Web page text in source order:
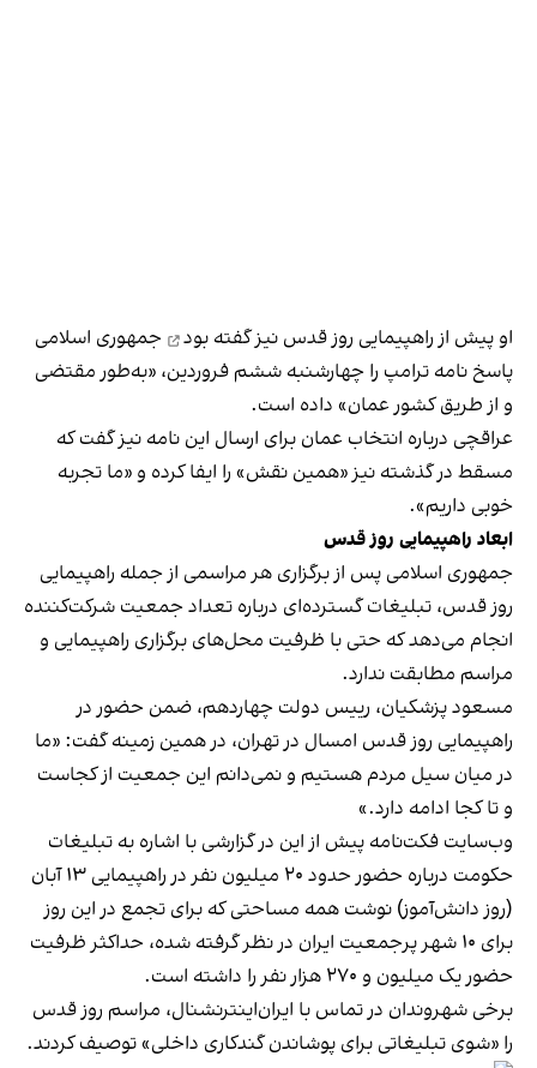
او پیش از راهپیمایی روز قدس نیزگفته بود
جمهوری اسلامی
پاسخ نامه ترامپ را چهارشنبه ششم فروردین، «به‌طور مقتضی
و از طریق کشور عمان» داده است.
عراقچی درباره انتخاب عمان برای ارسال این نامه نیز گفت که
مسقط در گذشته نیز «همین نقش» را ایفا کرده و «ما تجربه
خوبی داریم».
ابعاد راهپیمایی روز قدس
جمهوری اسلامی پس از برگزاری هر مراسمی از جمله راهپیمایی
روز قدس، تبلیغات گسترده‌ای درباره تعداد جمعیت شرکت‌کننده
انجام می‌دهد که حتی با ظرفیت محل‌های برگزاری راهپیمایی و
مراسم مطابقت ندارد.
مسعود پزشکیان، رییس دولت چهاردهم، ضمن حضور در
راهپیمایی روز قدس امسال در تهران، در همین زمینه گفت: «ما
در میان سیل مردم هستیم و نمی‌دانم این جمعیت از کجاست
و تا کجا ادامه دارد.»
وب‌سایت فکت‌نامه پیش از این در گزارشی با اشاره به تبلیغات
حکومت درباره حضور حدود ۲۰ میلیون نفر در راهپیمایی ۱۳ آبان
(روز دانش‌آموز) نوشت همه مساحتی که برای تجمع در این روز
برای ۱۰ شهر پرجمعیت ایران در نظر گرفته شده، حداکثر ظرفیت
حضور یک میلیون و ۲۷۰ هزار نفر را داشته است.
برخی شهروندان در تماس با ایران‌اینترنشنال، مراسم روز قدس
را «شوی تبلیغاتی برای پوشاندن گندکاری داخلی» توصیف کردند.